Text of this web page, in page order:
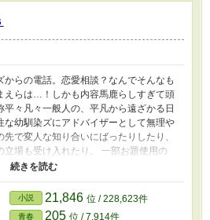
からの電話。恋愛相談？なんでそんなも
えらは…！しかも内容馬鹿らしすぎて頭
々凡々一般人の、平凡から遠ざかる日
な幼馴染ズにアドバイザーとして無理や
で変人な知り合いにばったりしたり、
立場も受け入れたり。 一部お題使用の
疑問な代物です。基本地の文なしで進行
てみようがコンセプト（多分）。 後々
ります。
小説 21,846 位 / 228,623件
青春 205 位 / 7,914件